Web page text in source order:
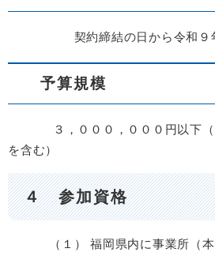
契約締結の日から令和９年
予算規模
３，０００，０００円以下（
を含む）
４ 参加資格
（１） 福岡県内に事業所（本